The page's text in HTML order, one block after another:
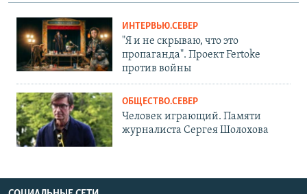
ИНТЕРВЬЮ.СЕВЕР
"Я и не скрываю, что это
пропаганда". Проект Fertoke
против войны
ОБЩЕСТВО.СЕВЕР
Человек играющий. Памяти
журналиста Сергея Шолохова